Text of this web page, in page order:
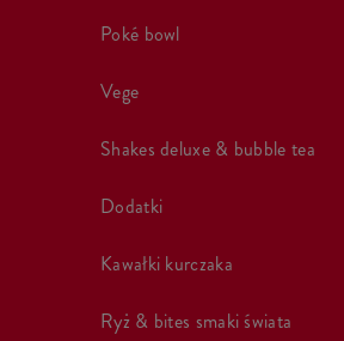
poké bowl
vege
shakes deluxe & bubble tea
dodatki
kawałki kurczaka
ryż & bites smaki świata